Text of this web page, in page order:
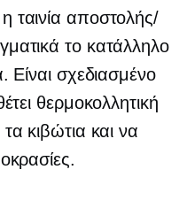
ταινία αποστολής/
το κατάλληλο
Είναι σχεδιασμένο
θερμοκολλητική
κιβώτια και να